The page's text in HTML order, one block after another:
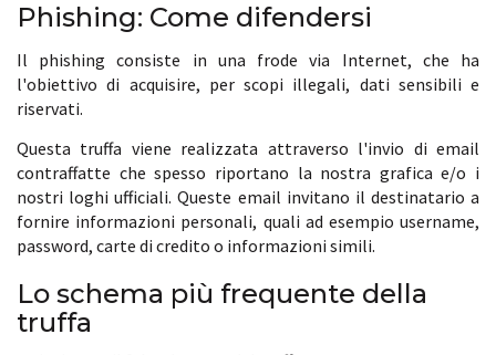
Phishing: Come difendersi
Il phishing consiste in una frode via Internet, che ha
l'obiettivo di acquisire, per scopi illegali, dati sensibili e
riservati.
Questa truffa viene realizzata attraverso l'invio di email
contraffatte che spesso riportano la nostra grafica e/o i
nostri loghi ufficiali. Queste email invitano il destinatario a
fornire informazioni personali, quali ad esempio username,
password, carte di credito o informazioni simili.
Lo schema più frequente della
truffa